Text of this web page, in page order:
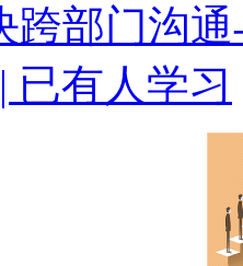
跨部门沟
已有人学习